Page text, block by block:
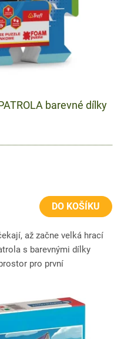
barevné dílky
DO KOŠÍKU
až začne velká hrací
s barevnými dílky
pro první